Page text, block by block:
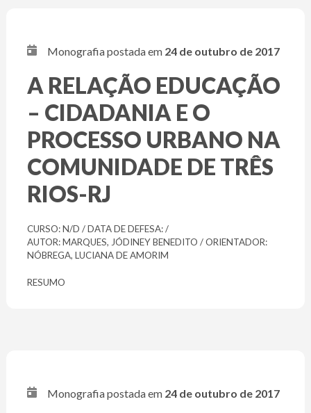
Monografia postada em 24 de outubro de 2017
A RELAÇÃO EDUCAÇÃO
– CIDADANIA E O
PROCESSO URBANO NA
COMUNIDADE DE TRÊS
RIOS-RJ
CURSO: N/D / DATA DE DEFESA: /
AUTOR: MARQUES, JÓDINEY BENEDITO / ORIENTADOR:
NÓBREGA, LUCIANA DE AMORIM
RESUMO
Monografia postada em 24 de outubro de 2017